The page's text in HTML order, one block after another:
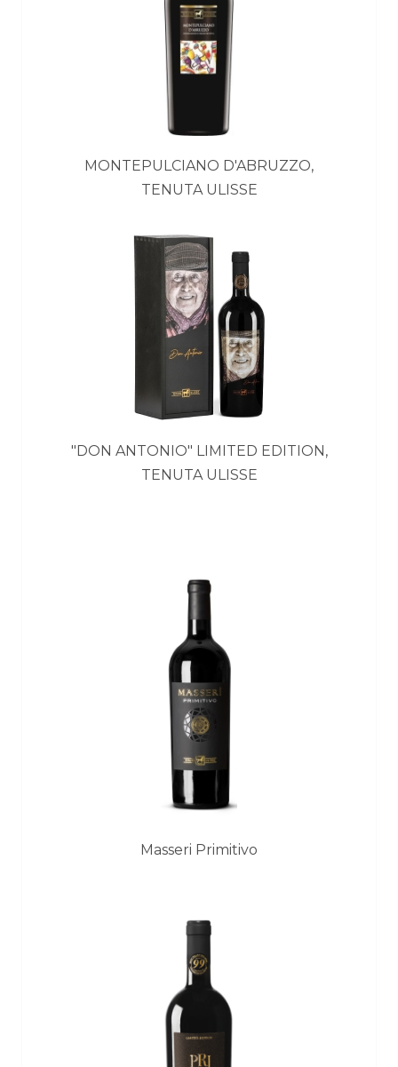
MONTEPULCIANO D'ABRUZZO,
TENUTA ULISSE
"DON ANTONIO" LIMITED EDITION,
TENUTA ULISSE
Masseri Primitivo